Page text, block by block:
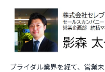
ブライダル業界を経て、営業